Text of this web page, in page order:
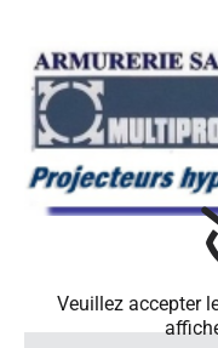
Veuillez accepter